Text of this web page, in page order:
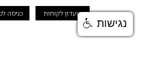
מועדון לקוחות כניסה
נגישות